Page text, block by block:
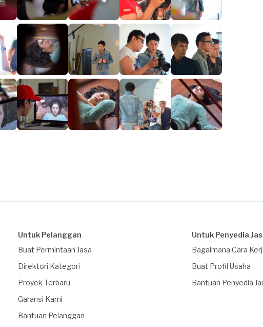
Untuk Pelanggan
Buat Permintaan Jasa
Direktori Kategori
Proyek Terbaru
Garansi Kami
Bantuan Pelanggan
Untuk Penyedia
Bagaimana Cara
Buat Profil Usaha
Bantuan Penyedia